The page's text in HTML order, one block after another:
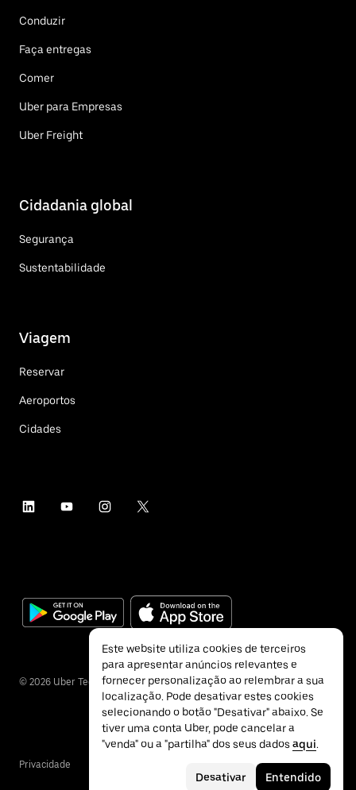
Conduzir
Faça entregas
Comer
Uber para Empresas
Uber Freight
Cidadania global
Segurança
Sustentabilidade
Viagem
Reservar
Aeroportos
Cidades
© 2026 Uber Technologies Inc.
Privacidade
Este website utiliza cookies de terceiros
para apresentar anúncios relevantes e
fornecer personalização ao relembrar a sua
localização. Pode desativar estes cookies
selecionando o botão "Desativar" abaixo. Se
tiver uma conta Uber, pode cancelar a
"venda" ou a "partilha" dos seus dados aqui.
Desativar Entendido